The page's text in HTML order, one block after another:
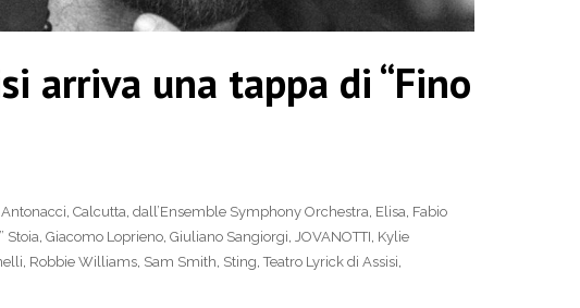
arriva una tappa di “Fino
Calcutta dall’Ensemble Symphony Orchestra Elisa Fabio
Stoia Giacomo Loprieno Giuliano Sangiorgi JOVANOTTI Kylie
Robbie Williams Sam Smith Sting ,Teatro Lyrick di Assisi